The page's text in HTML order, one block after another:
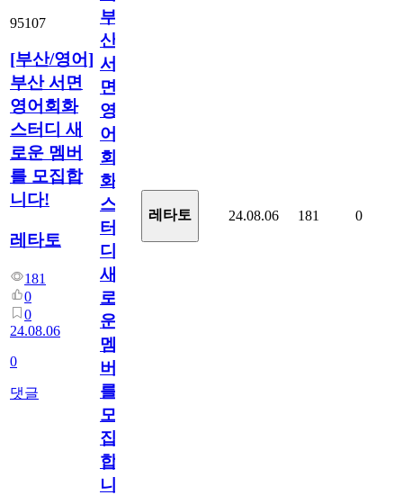
95107
[부산/영어]
부산 서면
영어회화
스터디 새
로운 멤버
를 모집합
니다!
레타토
181
0
0
24.08.06
0
댓글
부
산
서
면
영
어
회
화
스
터
디
새
로
운
멤
버
를
모
집
합
니
레타토 24.08.06 181 0